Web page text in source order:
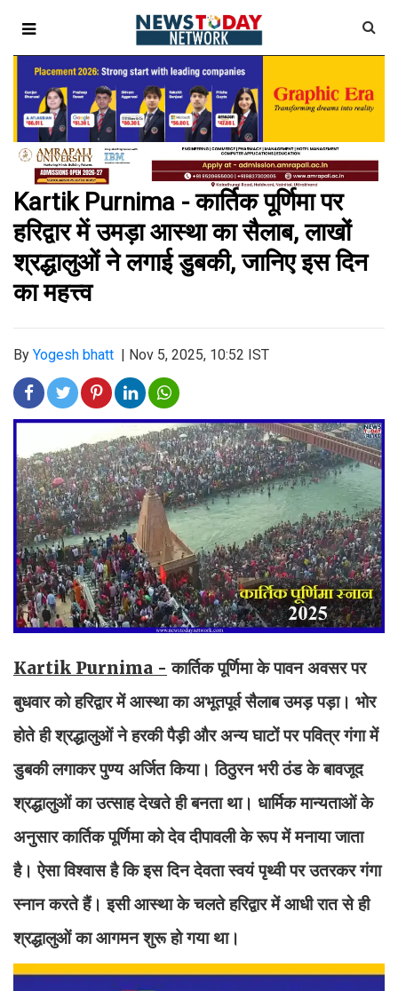
Kartik Purnima - कार्तिक पूर्णिमा पर
हरिद्वार में उमड़ा आस्था का सैलाब, लाखों
श्रद्धालुओं ने लगाई डुबकी, जानिए इस दिन
का महत्त्व
By Yogesh bhatt Nov 5, 2025, 10:52 IST
Kartik Purnima - कार्तिक पूर्णिमा के पावन अवसर पर
बुधवार को हरिद्वार में आस्था का अभूतपूर्व सैलाब उमड़ पड़ा। भोर
होते ही श्रद्धालुओं ने हरकी पैड़ी और अन्य घाटों पर पवित्र गंगा में
डुबकी लगाकर पुण्य अर्जित किया। ठिठुरन भरी ठंड के बावजूद
श्रद्धालुओं का उत्साह देखते ही बनता था। धार्मिक मान्यताओं के
अनुसार कार्तिक पूर्णिमा को देव दीपावली के रूप में मनाया जाता
है। ऐसा विश्वास है कि इस दिन देवता स्वयं पृथ्वी पर उतरकर गंगा
स्नान करते हैं। इसी आस्था के चलते हरिद्वार में आधी रात से ही
श्रद्धालुओं का आगमन शुरू हो गया था।